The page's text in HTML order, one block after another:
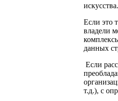
искусства.
Если это
владели
данных
Если
т.д.), с